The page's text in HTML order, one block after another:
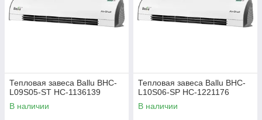
Тепловая завеса Ballu BHC-
L09S05-ST НС-1136139
В наличии
Тепловая завеса Ballu BHC-
L10S06-SP НС-1221176
В наличии